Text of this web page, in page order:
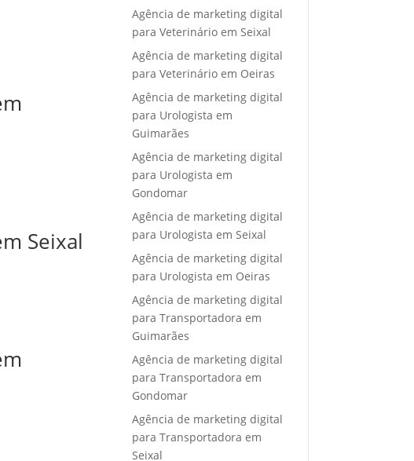
Seixal
Agência de marketing digital
para Veterinário em Seixal
Agência de marketing digital
para Veterinário em Oeiras
Agência de marketing digital
para Urologista em
Guimarães
Agência de marketing digital
para Urologista em
Gondomar
Agência de marketing digital
para Urologista em Seixal
Agência de marketing digital
para Urologista em Oeiras
Agência de marketing digital
para Transportadora em
Guimarães
Agência de marketing digital
para Transportadora em
Gondomar
Agência de marketing digital
para Transportadora em
Seixal